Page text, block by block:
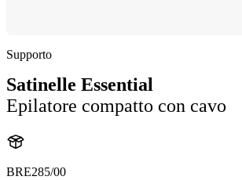
Supporto
Satinelle Essential
Epilatore compatto con cavo
BRE285/00